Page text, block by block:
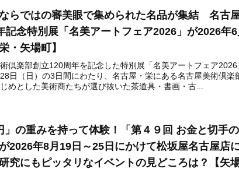
らではの審美眼で集められた名品が集結 名古
記念特別展「名美アートフェア2026」が2026年
・矢場町】
倶楽部創立120周年を記念した特別展「名美アートフェア
28日（日）の3日間にわたり、名古屋・栄にある名古屋美術倶楽
めとした美術商たちが選び抜いた茶道具・書画・古...
」の重みを持って体験！「第４９回 お金と切手
2026年8月19日～25日にかけて松坂屋名古屋
究にもピッタリなイベントの見どころは？【矢場